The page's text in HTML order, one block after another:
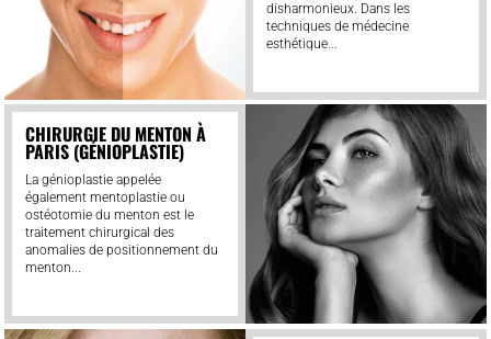
disharmonieux. Dans les
techniques de médecine
esthétique...
CHIRURGIE DU MENTON À
PARIS (GÉNIOPLASTIE)
La génioplastie appelée
également mentoplastie ou
ostéotomie du menton est le
traitement chirurgical des
anomalies de positionnement du
menton...